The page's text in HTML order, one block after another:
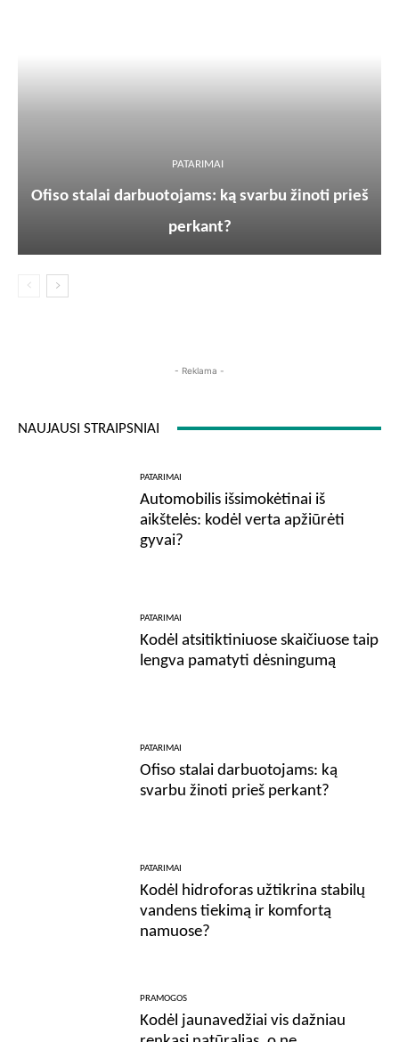
PATARIMAI
Ofiso stalai darbuotojams: ką svarbu žinoti prieš
perkant?
- Reklama -
NAUJAUSI STRAIPSNIAI
PATARIMAI
Automobilis išsimokėtinai iš
aikštelės: kodėl verta apžiūrėti
gyvai?
PATARIMAI
Kodėl atsitiktiniuose skaičiuose taip
lengva pamatyti dėsningumą
PATARIMAI
Ofiso stalai darbuotojams: ką
svarbu žinoti prieš perkant?
PATARIMAI
Kodėl hidroforas užtikrina stabilų
vandens tiekimą ir komfortą
namuose?
PRAMOGOS
Kodėl jaunavedžiai vis dažniau